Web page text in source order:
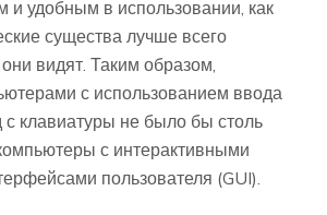
и удобным в использовании, как
существа лучше всего
видят. Таким образом,
с использованием ввода
клавиатуры не было бы столь
с интерактивными
пользователя (GUI).